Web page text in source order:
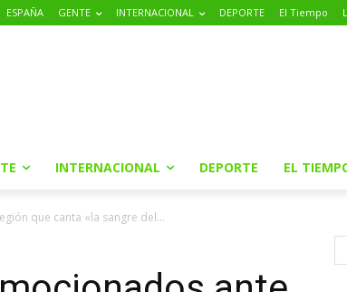
ESPAÑA GENTE INTERNACIONAL DEPORTE El Tiempo
INTERNACIONAL DEPORTE EL
que canta «la sangre del...